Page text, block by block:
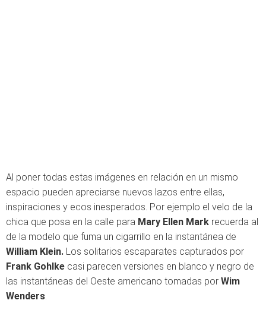
Al poner todas estas imágenes en relación en un mismo
espacio pueden apreciarse nuevos lazos entre ellas,
inspiraciones y ecos inesperados. Por ejemplo el velo de la
chica que posa en la calle para Mary Ellen Mark recuerda al
de la modelo que fuma un cigarrillo en la instantánea de
William Klein. Los solitarios escaparates capturados por
Frank Gohlke casi parecen versiones en blanco y negro de
las instantáneas del Oeste americano tomadas por Wim
Wenders.